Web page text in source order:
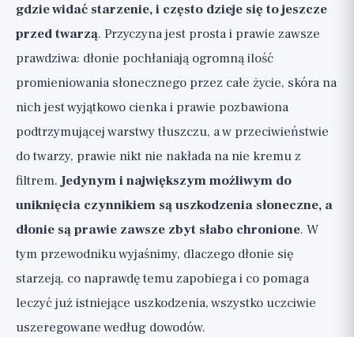
Dlaczego nie ma kremu cud, który
odwraca starzenie się dłoni
Podsumowanie i lista pielęgnacji dłoni
gdzie widać starzenie, i często dzieje się to jeszcze
przed twarzą. Przyczyna jest prosta i prawie zawsze
prawdziwa: dłonie pochłaniają ogromną ilość
promieniowania słonecznego przez całe życie, skóra na
nich jest wyjątkowo cienka i prawie pozbawiona
podtrzymującej warstwy tłuszczu, a w przeciwieństwie
do twarzy, prawie nikt nie nakłada na nie kremu z
filtrem.Jedynym i największym możliwym do
uniknięcia czynnikiem są uszkodzenia słoneczne, a
dłonie są prawie zawsze zbyt słabo chronione. W
tym przewodniku wyjaśnimy, dlaczego dłonie się
starzeją, co naprawdę temu zapobiega i co pomaga
leczyć już istniejące uszkodzenia, wszystko uczciwie
uszeregowane według dowodów.